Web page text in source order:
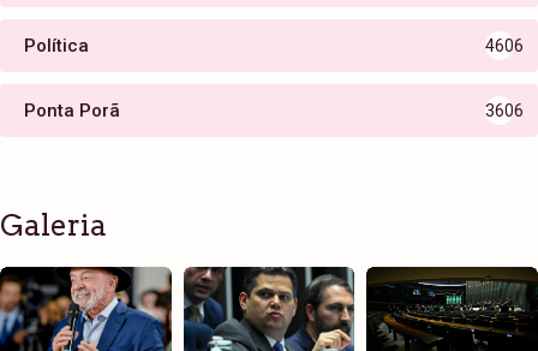
Política 4606
Ponta Porã 3606
Galeria